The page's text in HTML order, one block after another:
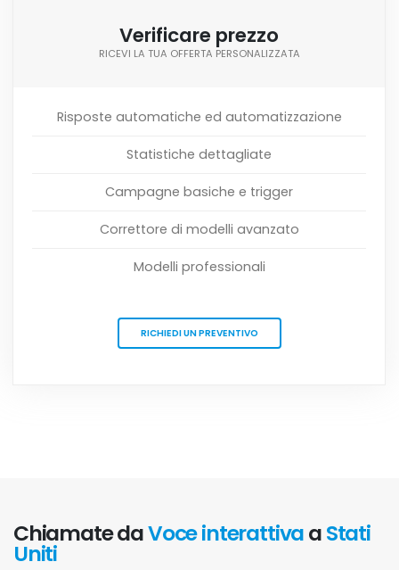
Verificare prezzo
RICEVI LA TUA OFFERTA PERSONALIZZATA
Risposte automatiche ed automatizzazione
Statistiche dettagliate
Campagne basiche e trigger
Correttore di modelli avanzato
Modelli professionali
RICHIEDI UN PREVENTIVO
Chiamate daVoce interattivaaStati
Uniti